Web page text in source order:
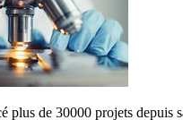
plus de 30000 projets depuis